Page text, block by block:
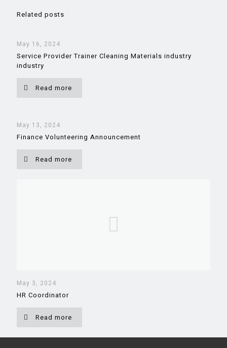
Related posts
May 16, 2024
Service Provider Trainer Cleaning Materials industry
industry
Read more
May 13, 2024
Finance Volunteering Announcement
Read more
May 3, 2024
HR Coordinator
Read more